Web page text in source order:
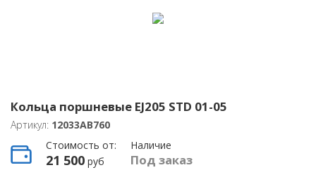
Кольца поршневые EJ205 STD 01-05
Артикул: 12033AB760
Стоимость от:
21 500 руб
Наличие
Под заказ